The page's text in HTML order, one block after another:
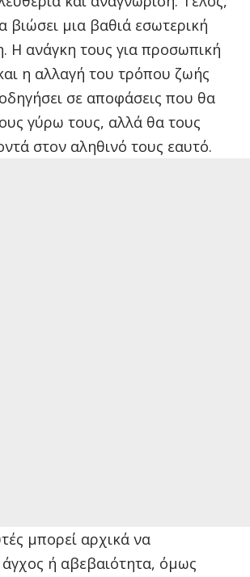
βιώσει μια βαθιά εσωτερική
Η ανάγκη τους για προσωπική
η αλλαγή του τρόπου ζωής
σε αποφάσεις που θα
γύρω τους, αλλά θα τους
στον αληθινό τους εαυτό.
μπορεί αρχικά να
ή αβεβαιότητα, όμως